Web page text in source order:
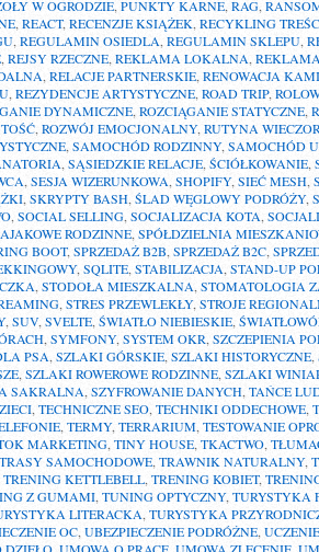
W OGRODZIE PUNKTY KARNE RAG,
, REACT, RECENZJE KSIĄŻEK RECYKLING
REGULAMIN OSIEDLA REGULAMIN SKLEPU,
, REJSY RZECZNE REKLAMA LOKALNA
RELACJE PARTNERSKIE RENOWACJA
REZYDENCJE ARTYSTYCZNE ROAD TRIP,
DYNAMICZNE ROZCIĄGANIE STATYCZNE
ROZWÓJ EMOCJONALNY, RUTYNA
SAMOCHÓD RODZINNY, SAMOCHÓD
SĄSIEDZKIE RELACJE ŚCIÓŁKOWANIE
, SESJA WIZERUNKOWA SHOPIFY, SIEĆ MESH
, SKRYPTY BASH ŚLAD WĘGLOWY PODRÓŻY,
, SOCIAL SELLING, SOCJALIZACJA KOTA,
RODZINNE SPÓŁDZIELNIA
BOOT, SPRZEDAŻ B2B SPRZEDAŻ B2C
, SQLITE STABILIZACJA, STAND-UP
STODOŁA MIESZKALNA STOMATOLOGIA
STRES PRZEWLEKŁY, STROJE
, SUV, SVELTE ŚWIATŁO NIEBIESKIE
, SYMFONY, SYSTEM OKR SZCZEPIENIA
PSA, SZLAKI GÓRSKIE SZLAKI HISTORYCZNE
, SZLAKI ROWEROWE RODZINNE SZLAKI
SAKRALNA SZYFROWANIE DANYCH, TAŃCE
TECHNICZNE SEO, TECHNIKI ODDECHOWE
, TERMY, TERRARIUM, TESTOWANIE
MARKETING, TINY HOUSE TKACTWO
TRASY SAMOCHODOWE, TRAWNIK NATURALNY,
TRENING KETTLEBELL TRENING KOBIET,
Z GUMAMI, TUNING OPTYCZNY, TURYSTYKA
LITERACKA, TURYSTYKA
OC UBEZPIECZENIE PODRÓŻNE,